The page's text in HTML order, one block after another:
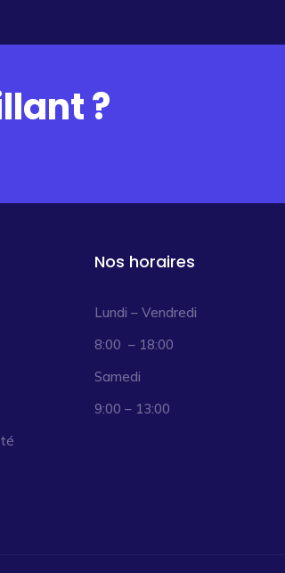
?
Nos horaires
Lundi – Vendredi
8:00 – 18:00
Samedi
9:00 – 13:00